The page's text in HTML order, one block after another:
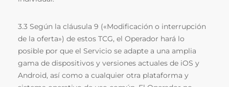
3.3 Según la cláusula 9 («Modificación o interrupción
de la oferta») de estos TCG, el Operador hará lo
posible por que el Servicio se adapte a una amplia
gama de dispositivos y versiones actuales de iOS y
Android, así como a cualquier otra plataforma y